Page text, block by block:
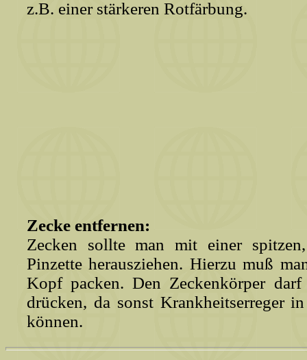
z.B. einer stärkeren Rotfärbung.
Zecke entfernen:
Zecken sollte man mit einer
Pinzette herausziehen. Hierzu muß
Kopf packen. Den Zeckenkörper
drücken, da sonst Krankheitserreger
können.